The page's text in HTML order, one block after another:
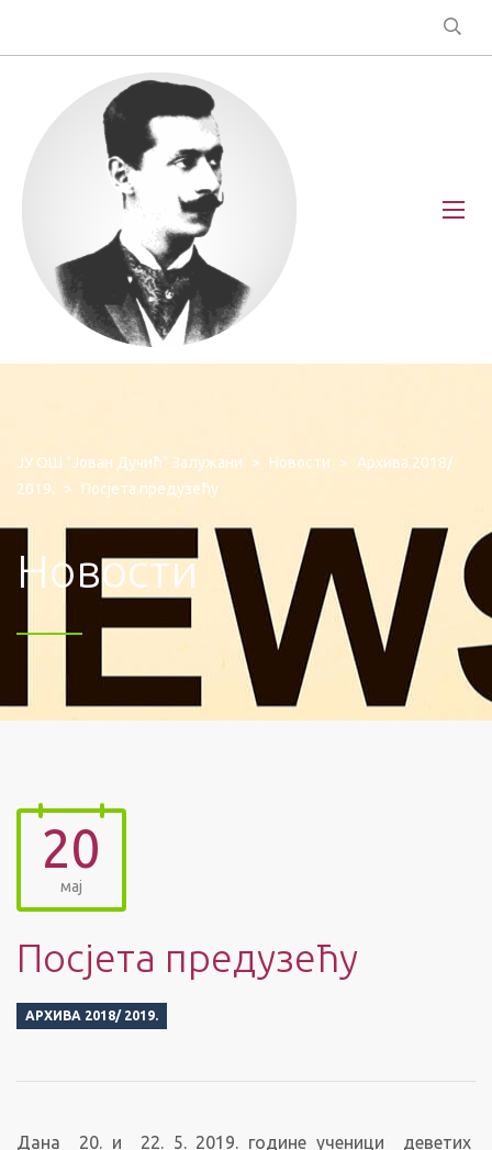
ЈУ ОШ "Јован Дучић" Залужани > Новости >
Архива 2018/
2019.
> Посјета предузећу
Новости
20
мај
Посјета предузећу
АРХИВА 2018/ 2019.
Дана 20. и 22. 5. 2019. године ученици деветих